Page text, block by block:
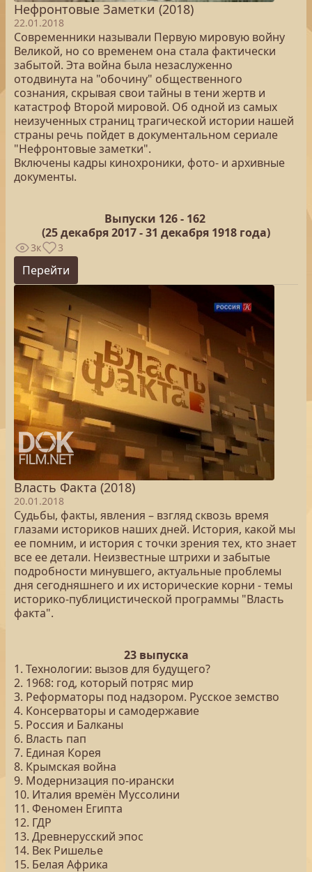
Нефронтовые Заметки (2018)
22.01.2018
Современники называли Первую мировую войну
Великой, но со временем она стала фактически
забытой. Эта война была незаслуженно
отодвинута на "обочину" общественного
сознания, скрывая свои тайны в тени жертв и
катастроф Второй мировой. Об одной из самых
неизученных страниц трагической истории нашей
страны речь пойдет в документальном сериале
"Нефронтовые заметки".
Включены кадры кинохроники, фото- и архивные
документы.
Выпуски 126 - 162
(25декабря 2017 - 31 декабря 1918 года)
3к 3
Перейти
Власть Факта (2018)
20.01.2018
Судьбы, факты, явления – взгляд сквозь время
глазами историков наших дней. История, какой мы
ее помним, и история с точки зрения тех, кто знает
все ее детали. Неизвестные штрихи и забытые
подробности минувшего, актуальные проблемы
дня сегодняшнего и их исторические корни - темы
историко-публицистической программы "Власть
факта".
23 выпуска
1. Технологии: вызов для будущего?
2. 1968: год, который потряс мир
3. Реформаторы под надзором. Русское земство
4. Консерваторы и самодержавие
5. Россия и Балканы
6. Власть пап
7. Единая Корея
8. Крымская война
9. Модернизация по-ирански
10. Италия времён Муссолини
11. Феномен Египта
12. ГДР
13. Древнерусский эпос
14. Век Ришелье
15. Белая Африка